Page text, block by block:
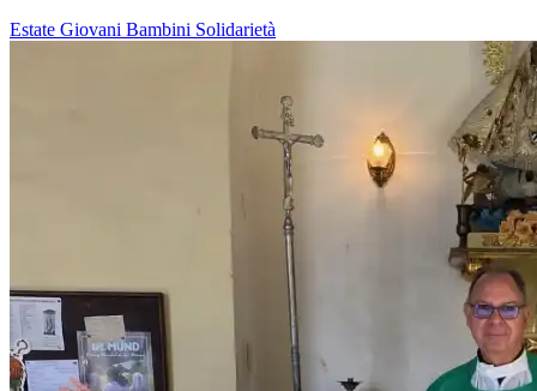
Estate Giovani Bambini Solidarietà